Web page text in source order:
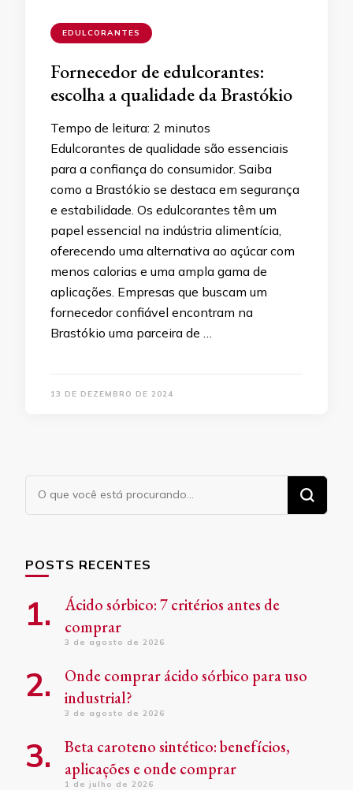
EDULCORANTES
Fornecedor de edulcorantes:
escolha a qualidade da Brastókio
Tempo de leitura: 2 minutos
Edulcorantes de qualidade são essenciais
para a confiança do consumidor. Saiba
como a Brastókio se destaca em segurança
e estabilidade. Os edulcorantes têm um
papel essencial na indústria alimentícia,
oferecendo uma alternativa ao açúcar com
menos calorias e uma ampla gama de
aplicações. Empresas que buscam um
fornecedor confiável encontram na
Brastókio uma parceira de …
13 DE DEZEMBRO DE 2024
Procurando
algo?
POSTS RECENTES
Ácido sórbico: 7 critérios antes de
comprar
3 de agosto de 2026
Onde comprar ácido sórbico para uso
industrial?
3 de agosto de 2026
Beta caroteno sintético: benefícios,
aplicações e onde comprar
1 de julho de 2026